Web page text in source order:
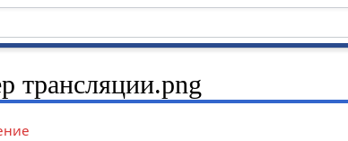
трансляции.png